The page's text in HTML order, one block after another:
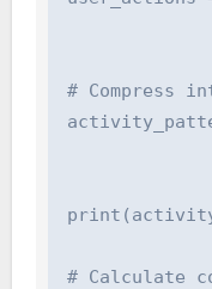
# Compress
# Calculate